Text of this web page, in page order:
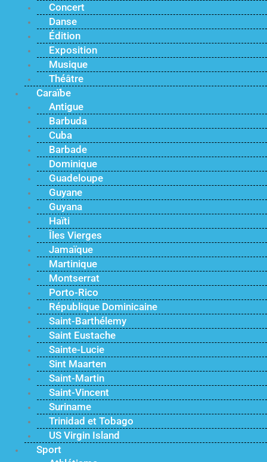
Concert
Danse
Édition
Exposition
Musique
Théâtre
Caraïbe
Antigue
Barbuda
Cuba
Barbade
Dominique
Guadeloupe
Guyane
Guyana
Haïti
Îles Vierges
Jamaïque
Martinique
Montserrat
Porto-Rico
République Dominicaine
Saint-Barthélemy
Saint Eustache
Sainte-Lucie
Sint Maarten
Saint-Martin
Saint-Vincent
Suriname
Trinidad et Tobago
US Virgin Island
Sport